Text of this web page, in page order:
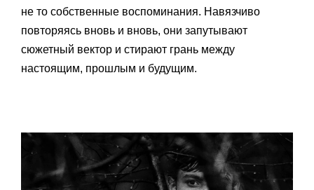
не то собственные воспоминания. Навязчиво
повторяясь вновь и вновь, они запутывают
сюжетный вектор и стирают грань между
настоящим, прошлым и будущим.